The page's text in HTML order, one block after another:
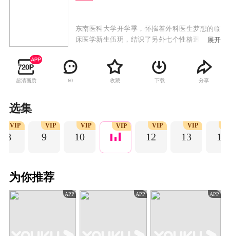
东南医科大学开学季，怀揣着外科医生梦想的临
床医学新生伍玥，结识了另外七个性格迥异的同
因为性格差异、学业挑战问题频出，尤其是伍玥
和高一扬更是火星撞地球。在此过程中，八人逐
渐找到自我，关系日渐亲密。陪伴重病母亲就医
母女俩的心愿，也在竹林微风的见证下，齐声宣
读出希波克拉底誓言，朝着真正的医学生迈进。
展开
超清画质 60 收藏 下载 分享
选集
8
VIP
9
VIP
10
VIP VIP
12
VIP
13
VIP
14
为你推荐
APP APP APP